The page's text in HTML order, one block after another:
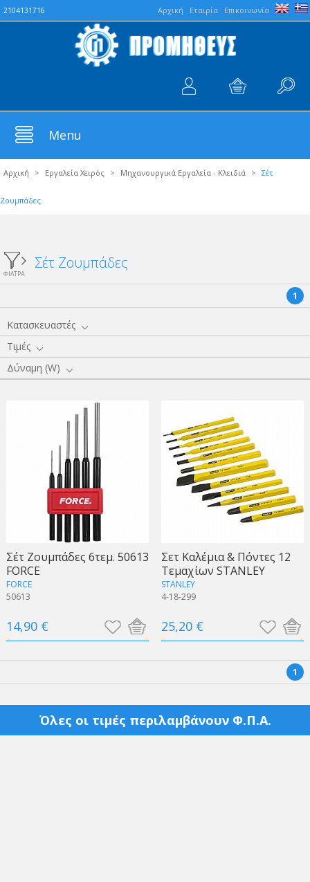
Aρχική Εταιρία Επικοινωνία
2104131716
Menu
Αρχική > Εργαλεία Χειρός > Μηχανουργικά Εργαλεία - Κλειδιά > Σέτ
Ζουμπάδες
ΦΙΛΤΡΑ
Σέτ Ζουμπάδες
1
Κατασκευαστές
Τιμές
Δύναμη (W)
Σέτ Ζουμπάδες 6τεμ. 50613
FORCE
FORCE
50613
14,90 €
Σετ Καλέμια & Πόντες 12
Τεμαχίων STANLEY
STANLEY
4-18-299
25,20 €
1
Όλες οι τιμές περιλαμβάνουν Φ.Π.Α.